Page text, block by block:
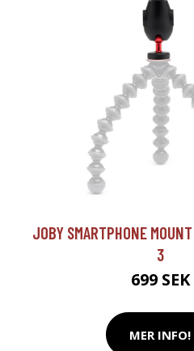
JOBY SMARTPHONE
3
699 SEK
MER INFO!